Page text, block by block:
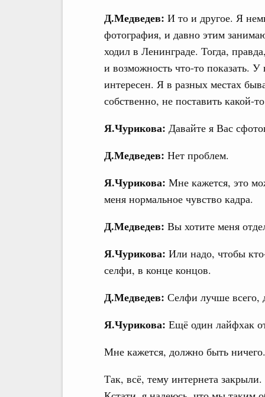
Д.Медведев: И то и другое. Я
фотография, и давно этим
ходил в Ленинграде. Тогда,
и возможность что-то показать.
интересен. Я в разных местах
собственно, не поставить какой-
Я.Чурикова: Давайте я Вас
Д.Медведев: Нет проблем.
Я.Чурикова: Мне кажется, это
меня нормальное чувство кадра.
Д.Медведев: Вы хотите меня
Я.Чурикова: Или надо, чтобы
селфи, в конце концов.
Д.Медведев: Селфи лучше всего,
Я.Чурикова: Ещё один лайфхак
Мне кажется, должно быть
Так, всё, тему интернета